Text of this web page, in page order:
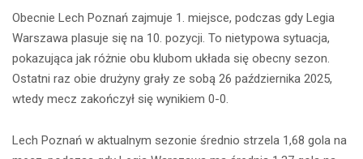
Obecnie Lech Poznań zajmuje 1. miejsce, podczas gdy Legia
Warszawa plasuje się na 10. pozycji. To nietypowa sytuacja,
pokazująca jak różnie obu klubom układa się obecny sezon.
Ostatni raz obie drużyny grały ze sobą 26 października 2025,
wtedy mecz zakończył się wynikiem 0-0.
Lech Poznań w aktualnym sezonie średnio strzela 1,68 gola na